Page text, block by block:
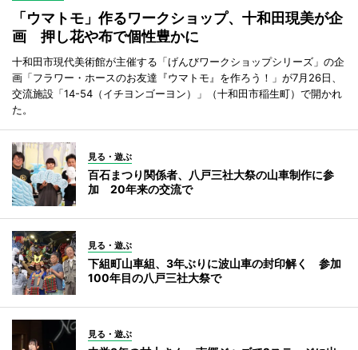
「ウマトモ」作るワークショップ、十和田現美が企
画 押し花や布で個性豊かに
十和田市現代美術館が主催する「げんびワークショップシリーズ」の企
画「フラワー・ホースのお友達『ウマトモ』を作ろう！」が7月26日、
交流施設「14-54（イチヨンゴーヨン）」（十和田市稲生町）で開かれ
た。
見る・遊ぶ
百石まつり関係者、八戸三社大祭の山車制作に参
加 20年来の交流で
見る・遊ぶ
下組町山車組、3年ぶりに波山車の封印解く 参加
100年目の八戸三社大祭で
見る・遊ぶ